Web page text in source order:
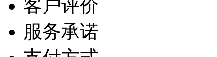
客户评价
服务承诺